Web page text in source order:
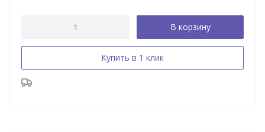
В корзину
Купить в 1 клик